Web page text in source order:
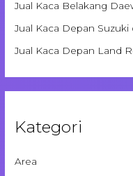
Jual Kaca Belakang
Jual Kaca Depan Suzuki
Jual Kaca Depan Land
Kategori
Area